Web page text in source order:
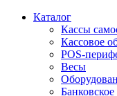
Каталог
Кассы
Кассовое
POS-
Весы